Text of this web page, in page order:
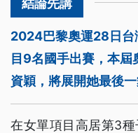
2024巴黎奧運28日台
目9名國手出賽，本
資穎，將展開她最後一
在女單項目高居第3